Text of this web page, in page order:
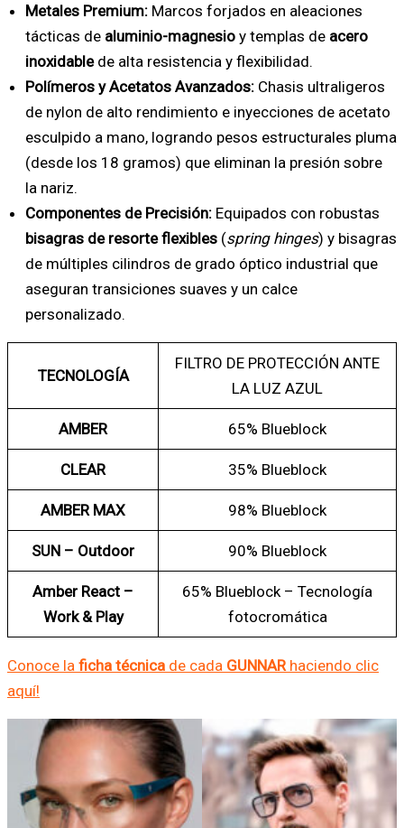
Metales Premium: Marcos forjados en aleaciones
tácticas de aluminio-magnesio y templas de acero
inoxidablede alta resistencia y flexibilidad.
Polímeros y Acetatos Avanzados: Chasis ultraligeros
de nylon de alto rendimiento e inyecciones de acetato
esculpido a mano, logrando pesos estructurales pluma
(desde los 18 gramos) que eliminan la presión sobre
la nariz.
Componentes de Precisión: Equipados con robustas
bisagras de resorte flexibles (spring hinges) y bisagras
de múltiples cilindros de grado óptico industrial que
aseguran transiciones suaves y un calce
personalizado.
TECNOLOGÍA
FILTRO DE PROTECCIÓN ANTE
LA LUZ AZUL
AMBER 65% Blueblock
CLEAR 35% Blueblock
AMBER MAX 98% Blueblock
SUN – Outdoor 90% Blueblock
Amber React –
Work & Play
65% Blueblock – Tecnología
fotocromática
Conoce la ficha técnica de cada GUNNAR haciendo clic
aquí!